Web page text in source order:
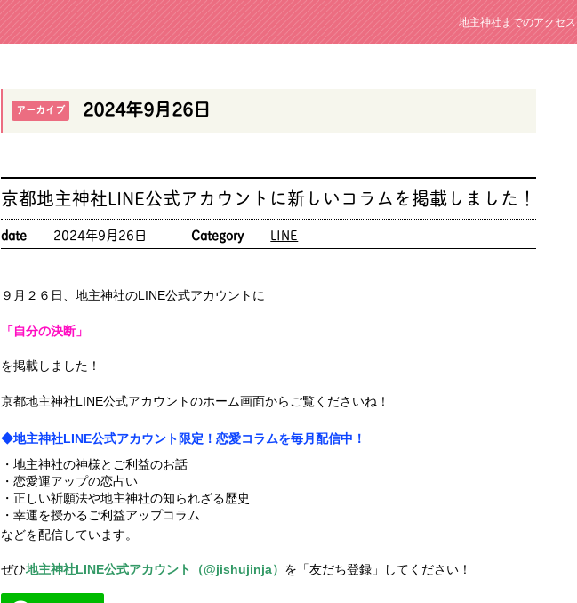
地主神社までのアクセス
アーカイブ 2024年9月26日
京都地主神社LINE公式アカウントに新しいコラムを掲載しました！
date 2024年9月26日 Category LINE
９月２６日、地主神社のLINE公式アカウントに
「自分の決断」
を掲載しました！
京都地主神社LINE公式アカウントのホーム画面からご覧くださいね！
◆地主神社LINE公式アカウント限定！恋愛コラムを毎月配信中！
・地主神社の神様とご利益のお話
・恋愛運アップの恋占い
・正しい祈願法や地主神社の知られざる歴史
・幸運を授かるご利益アップコラム
などを配信しています。
ぜひ地主神社LINE公式アカウント（@jishujinja） を「友だち登録」してください！